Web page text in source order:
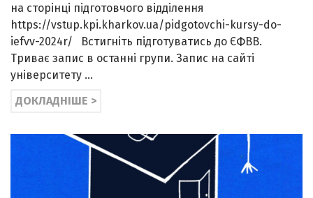
на сторінці підготовчого відділення
https://vstup.kpi.kharkov.ua/pidgotovchi-kursy-do-
iefvv-2024r/ Встигніть підготуватись до ЄФВВ.
Триває запис в останні групи. Запис на сайті
університету …
ДОКЛАДНІШЕ >